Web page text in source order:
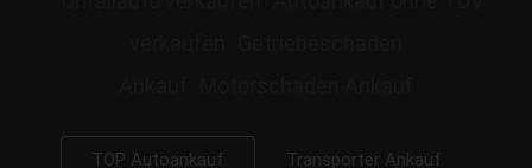
TOP Autoankauf Transporter Ankauf